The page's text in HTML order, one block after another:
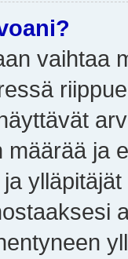
vaihtaa
määrää ja